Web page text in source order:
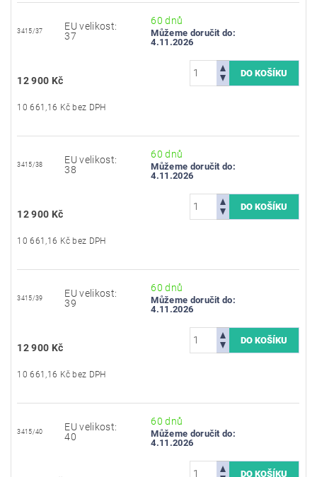
3415/37
EU velikost:
37
60 dnů
Můžeme doručit do:
4.11.2026
12 900 Kč
10 661,16 Kč bez DPH
3415/38
EU velikost:
38
60 dnů
Můžeme doručit do:
4.11.2026
12 900 Kč
10 661,16 Kč bez DPH
3415/39
EU velikost:
39
60 dnů
Můžeme doručit do:
4.11.2026
12 900 Kč
10 661,16 Kč bez DPH
3415/40
EU velikost:
40
60 dnů
Můžeme doručit do:
4.11.2026